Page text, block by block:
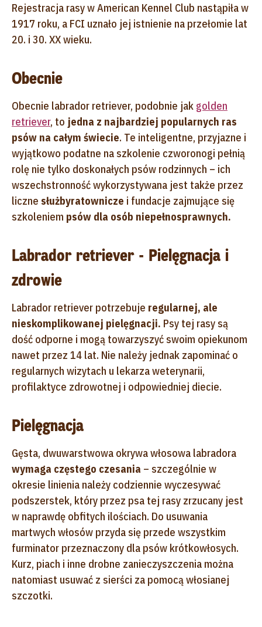
Rejestracja rasy w American Kennel Club nastąpiła w
1917 roku, a FCI uznało jej istnienie na przełomie lat
20. i 30. XX wieku.
Obecnie
Obecnie labrador retriever, podobnie jak golden
retriever, to jedna z najbardziej popularnych ras
psów na całym świecie. Te inteligentne, przyjazne i
wyjątkowo podatne na szkolenie czworonogi pełnią
rolę nie tylko doskonałych psów rodzinnych – ich
wszechstronność wykorzystywana jest także przez
liczne służbyratownicze i fundacje zajmujące się
szkoleniem psów dla osób niepełnosprawnych.
Labrador retriever - Pielęgnacja i
zdrowie
Labrador retriever potrzebuje regularnej, ale
nieskomplikowanej pielęgnacji. Psy tej rasy są
dość odporne i mogą towarzyszyć swoim opiekunom
nawet przez 14 lat. Nie należy jednak zapominać o
regularnych wizytach u lekarza weterynarii,
profilaktyce zdrowotnej i odpowiedniej diecie.
Pielęgnacja
Gęsta, dwuwarstwowa okrywa włosowa labradora
wymaga częstego czesania – szczególnie w
okresie linienia należy codziennie wyczesywać
podszerstek, który przez psa tej rasy zrzucany jest
w naprawdę obfitych ilościach. Do usuwania
martwych włosów przyda się przede wszystkim
furminator przeznaczony dla psów krótkowłosych.
Kurz, piach i inne drobne zanieczyszczenia można
natomiast usuwać z sierści za pomocą włosianej
szczotki.